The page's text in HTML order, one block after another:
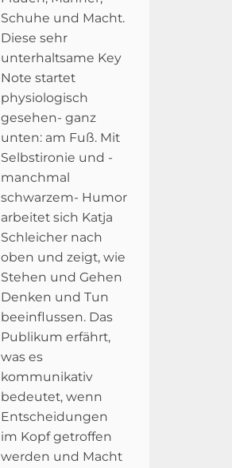
Schuhe und Macht.
Diese sehr
unterhaltsame Key
Note startet
physiologisch
gesehen- ganz
unten: am Fuß. Mit
Selbstironie und -
manchmal
schwarzem- Humor
arbeitet sich Katja
Schleicher nach
oben und zeigt, wie
Stehen und Gehen
Denken und Tun
beeinflussen. Das
Publikum erfährt,
was es
kommunikativ
bedeutet, wenn
Entscheidungen
im Kopf getroffen
werden und Macht